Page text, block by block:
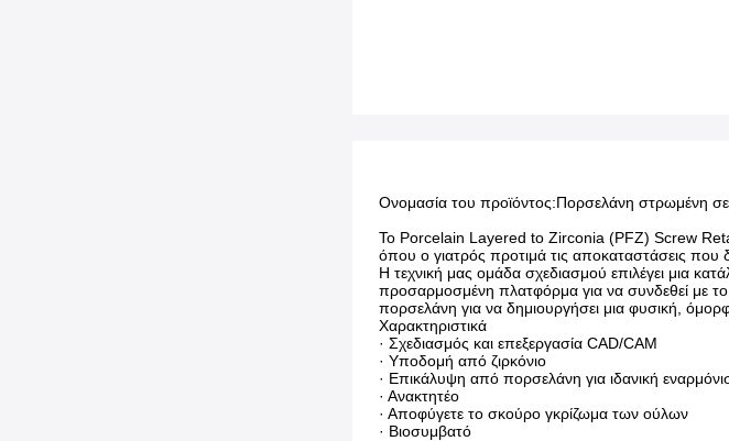
Ονομασία του προϊόντος:Πορσελάνη στρωμένη σε
Το Porcelain Layered to Zirconia (PFZ) Screw
όπου ο γιατρός προτιμά τις αποκαταστάσεις που
Η τεχνική μας ομάδα σχεδιασμού επιλέγει μια
προσαρμοσμένη πλατφόρμα για να συνδεθεί με το
πορσελάνη για να δημιουργήσει μια φυσική,
Χαρακτηριστικά
· Σχεδιασμός και επεξεργασία CAD/CAM
· Υποδομή από ζιρκόνιο
· Επικάλυψη από πορσελάνη για ιδανική
· Ανακτητέο
· Αποφύγετε το σκούρο γκρίζωμα των ούλων
· Βιοσυμβατό